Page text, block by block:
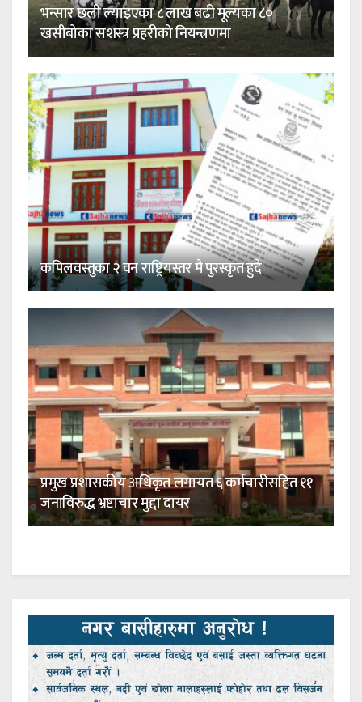
भन्सार छली ल्याइएका ८ लाख बढी मूल्यका ८०
खसीबोका सशस्त्र प्रहरीको नियन्त्रणमा
कपिलवस्तुका २ वन राष्ट्रियस्तर मै पुरस्कृत हुदै
प्रमुख प्रशासकीय अधिकृत लगायत ६ कर्मचारीसहित ११
जनाविरुद्ध भ्रष्टाचार मुद्दा दायर